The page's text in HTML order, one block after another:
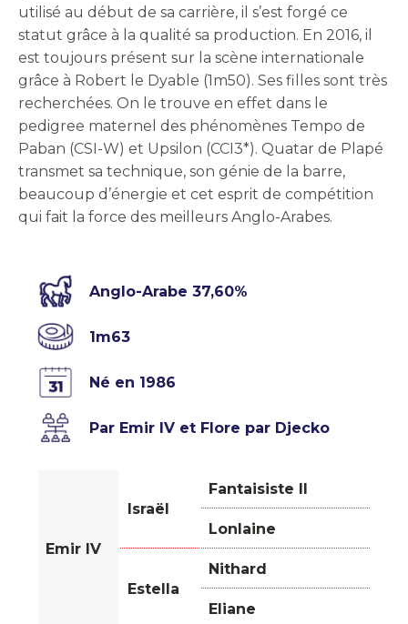
utilisé au début de sa carrière, il s’est forgé ce
statut grâce à la qualité sa production. En 2016, il
est toujours présent sur la scène internationale
grâce à Robert le Dyable (1m50). Ses filles sont très
recherchées. On le trouve en effet dans le
pedigree maternel des phénomènes Tempo de
Paban (CSI-W) et Upsilon (CCI3*). Quatar de Plapé
transmet sa technique, son génie de la barre,
beaucoup d’énergie et cet esprit de compétition
qui fait la force des meilleurs Anglo-Arabes.
Anglo-Arabe 37,60%
1m63
Né en 1986
Par Emir IV et Flore par Djecko
Emir IV
Israël
Fantaisiste II
Lonlaine
Estella
Nithard
Eliane